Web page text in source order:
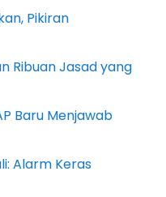
Pikiran
Ribuan Jasad yang
Baru Menjawab
Alarm Keras